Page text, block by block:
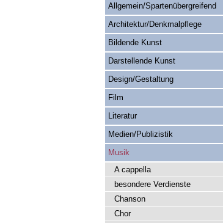
Allgemein/Spartenübergreifend
Architektur/Denkmalpflege
Bildende Kunst
Darstellende Kunst
Design/Gestaltung
Film
Literatur
Medien/Publizistik
Musik
A cappella
besondere Verdienste
Chanson
Chor